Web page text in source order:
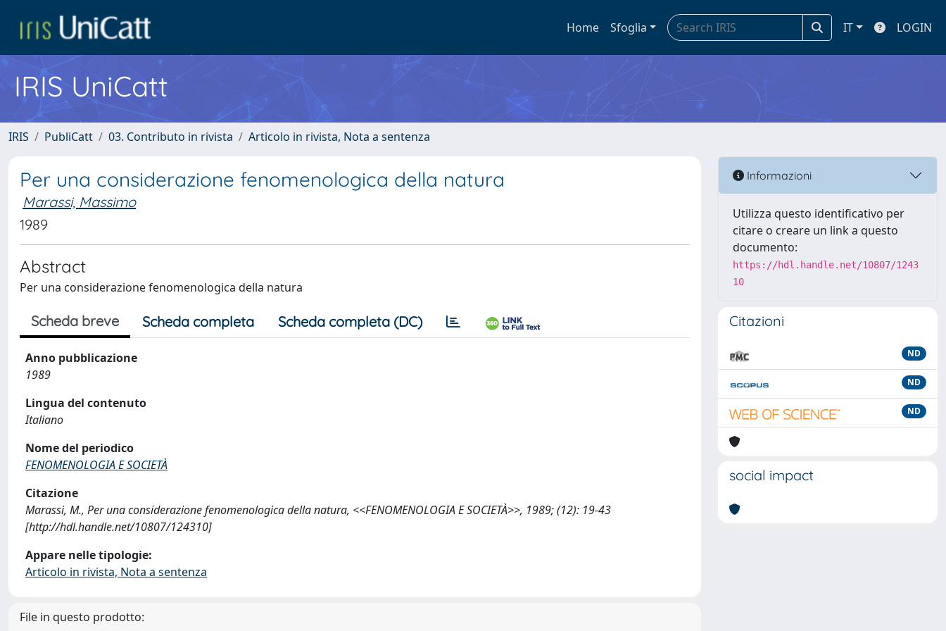
Home Sfoglia IT LOGIN
IRIS UniCatt
IRIS PubliCatt 03. Contributo in rivista Articolo in rivista, Nota a sentenza
Per una considerazione fenomenologica della natura
Marassi, Massimo
1989
Abstract
Per una considerazione fenomenologica della natura
Scheda breve Scheda completa Scheda completa (DC)
Anno pubblicazione
1989
Lingua del contenuto
Italiano
Nome del periodico
FENOMENOLOGIA E SOCIETÀ
Citazione
Marassi, M., Per una considerazione fenomenologica della natura, <<FENOMENOLOGIA E SOCIETÀ>>, 1989; (12): 19-43
[http://hdl.handle.net/10807/124310]
Appare nelle tipologie:
Articolo in rivista, Nota a sentenza
File in questo prodotto:
Informazioni
Utilizza questo identificativo per
citare o creare un link a questo
documento:
https://hdl.handle.net/10807/1243
10
Citazioni
ND
ND
ND
social impact